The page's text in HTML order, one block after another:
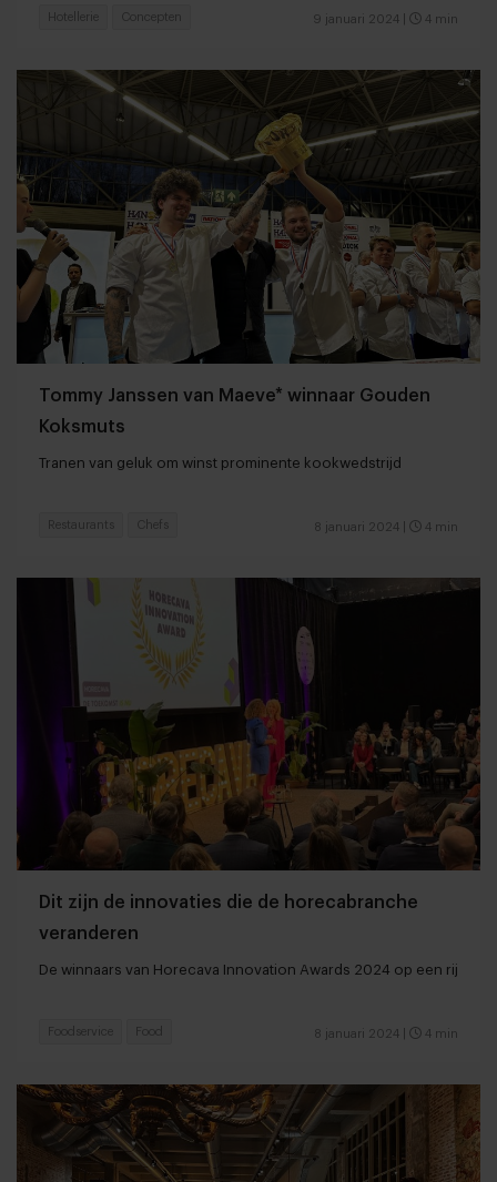
9 januari 2024 4 min
Hotellerie Concepten
Tommy Janssen van Maeve* winnaar Gouden
Koksmuts
Tranen van geluk om winst prominente kookwedstrijd
8 januari 2024 4 min
Restaurants Chefs
Dit zijn de innovaties die de horecabranche
veranderen
De winnaars van Horecava Innovation Awards 2024 op een rij
8 januari 2024 4 min
Foodservice Food